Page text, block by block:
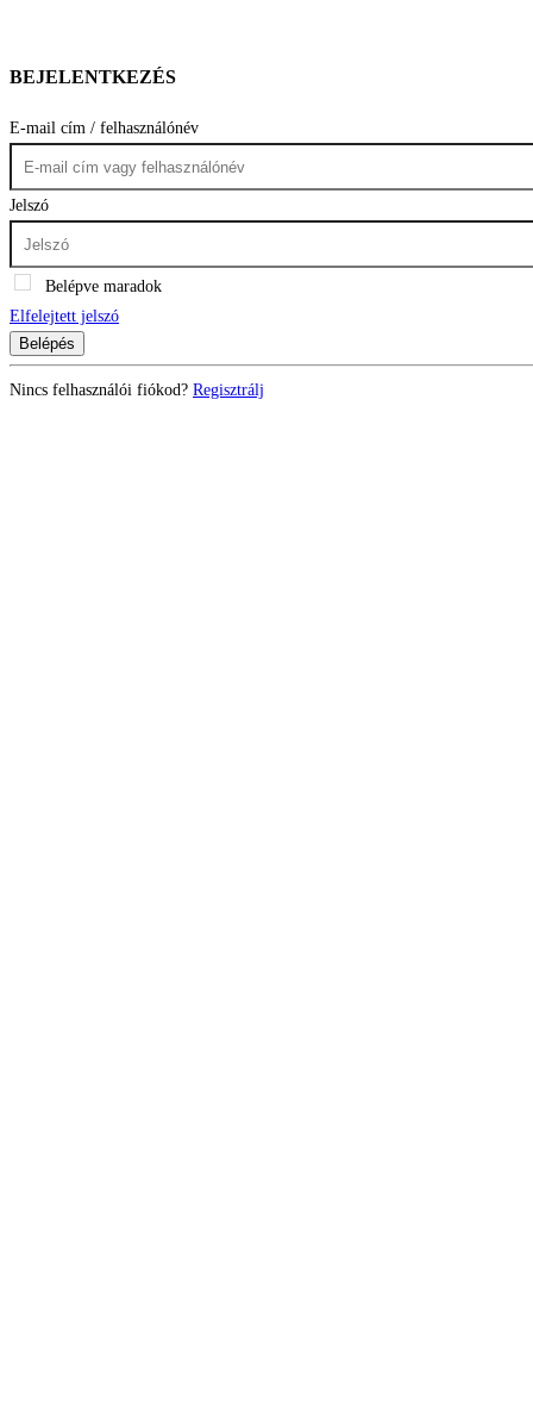
BEJELENTKEZÉS
E-mail cím / felhasználónév
Jelszó
Belépve maradok
Elfelejtett jelszó
Belépés
Nincs felhasználói fiókod? Regisztrálj